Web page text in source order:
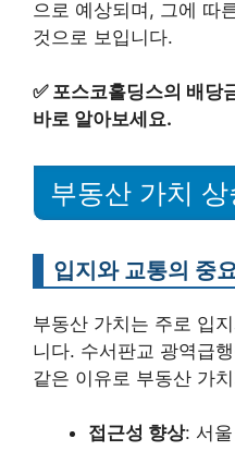
으로 예상되며, 그에 따
것으로 보입니다.
✅ 포스코홀딩스의 배당
바로 알아보세요.
부동산 가치 상
입지와 교통의 중
부동산 가치는 주로 입
니다. 수서판교 광역급
같은 이유로 부동산 가
접근성 향상: 서